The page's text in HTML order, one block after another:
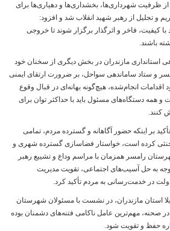
ظرفیت شهرداری‌ها، بخشداری‌ها و دهیاری‌ها برای
و تجلیل از رهبر شهید انقلاب شد و افزود:
با کیفیت، فاخر و اثرگذار برگزار شوند تا خروجی
باشند.
استانداری مازندران در بخش دیگری از سخنان خود
و ستاد ساماندهی سواحل، بر ضرورت ارتقای ایمنی
انجام‌شده، هیچ‌گونه بهانه‌ای در قبال وقوع
همه دستگاه‌های مسئول باید با حداکثر توان برای
کنند.
بر اینکه حضور آگاهانه و گسترده مردم، تمامی
خنثی کرده است، خواستار فضاسازی گسترده شهری و
رامسر همزمان با مراسم وداع و تشییع رهبر
به حل آسیب‌های اجتماعی، تقویت مدیریت
در خدمت‌رسانی به مردم تأکید کرد.
استان مازندران، در نشست با مسئولان شهرستان
صحنه، مهم‌ترین عامل ناکامی فتنه‌های دشمنان بوده
حفظ و تقویت شود.